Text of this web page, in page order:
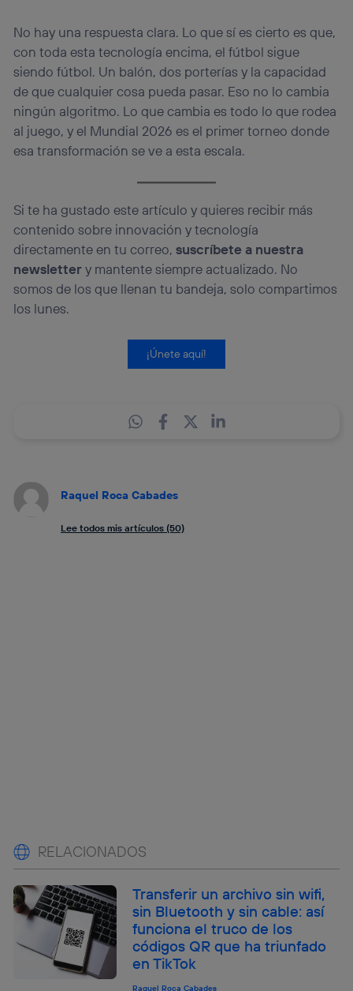
No hay una respuesta clara. Lo que sí es cierto es que,
con toda esta tecnología encima, el fútbol sigue
siendo fútbol. Un balón, dos porterías y la capacidad
de que cualquier cosa pueda pasar. Eso no lo cambia
ningún algoritmo. Lo que cambia es todo lo que rodea
al juego, y el Mundial 2026 es el primer torneo donde
esa transformación se ve a esta escala.
Si te ha gustado este artículo y quieres recibir más
contenido sobre innovación y tecnología
directamente en tu correo,suscríbete a nuestra
newslettery mantente siempre actualizado. No
somos de los que llenan tu bandeja, solo compartimos
los lunes.
¡Únete aquí!
Raquel Roca Cabades
Lee todos mis artículos (50)
RELACIONADOS
Transferir un archivo sin wifi,
sin Bluetooth y sin cable: así
funciona el truco de los
códigos QR que ha triunfado
en TikTok
Raquel Roca Cabades